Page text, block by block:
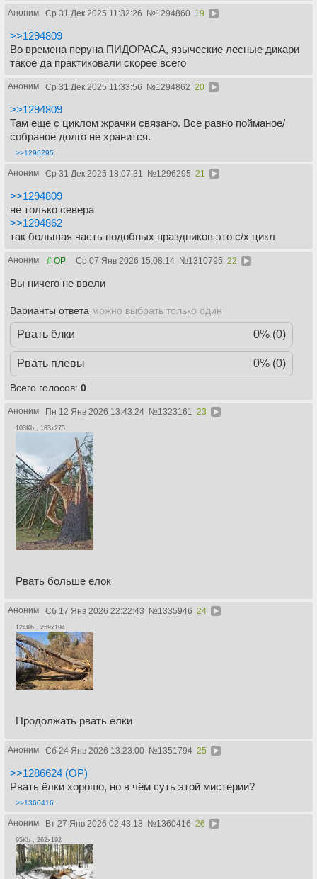
Аноним Ср 31 Дек 2025 11:32:26 №1294860 19
>>1294809
Во времена перуна ПИДОРАСА, языческие лесные дикари
такое да практиковали скорее всего
Аноним Ср 31 Дек 2025 11:33:56 №1294862 20
>>1294809
Там еще с циклом жрачки связано. Все равно пойманое/
собраное долго не хранится.
>>1296295
Аноним Ср 31 Дек 2025 18:07:31 №1296295 21
>>1294809
не только севера
>>1294862
так большая часть подобных праздников это с/х цикл
Аноним # OP Ср 07 Янв 2026 15:08:14 №1310795 22
Вы ничего не ввели
Варианты ответа можно выбрать только один
Рвать ёлки 0% (0)
Рвать плевы 0% (0)
Всего голосов: 0
Аноним Пн 12 Янв 2026 13:43:24 №1323161 23
103Kb , 183x275
Рвать больше елок
Аноним Сб 17 Янв 2026 22:22:43 №1335946 24
124Kb , 259x194
Продолжать рвать елки
Аноним Сб 24 Янв 2026 13:23:00 №1351794 25
>>1286624 (OP)
Рвать ёлки хорошо, но в чём суть этой мистерии?
>>1360416
Аноним Вт 27 Янв 2026 02:43:18 №1360416 26
95Kb , 262x192